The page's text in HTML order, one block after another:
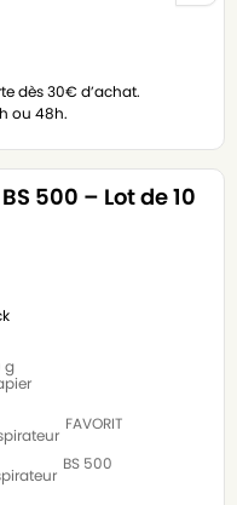
dès 30€ d’achat.
ou 48h.
500 – Lot de 10
g
FAVORIT
BS 500